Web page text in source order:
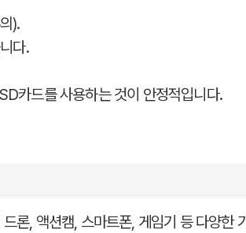
).
다.
카드를 사용하는 것이 안정적입니다.
, 액션캠, 스마트폰, 게임기 등 다양한 기